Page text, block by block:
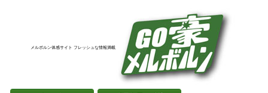
メルボルン体感サイト フレッシュな情報満載